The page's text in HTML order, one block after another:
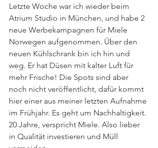
Letzte Woche war ich wieder beim
Atrium Studio in München, und habe 2
neue Werbekampagnen für Miele
Norwegen aufgenommen. Über den
neuen Kühlschrank bin ich hin und
weg. Er hat Düsen mit kalter Luft für
mehr Frische! Die Spots sind aber
noch nicht veröffentlicht, dafür kommt
hier einer aus meiner letzten Aufnahme
im Frühjahr. Es geht um Nachhaltigkeit.
20 Jahre, verspricht Miele. Also lieber
in Qualität investieren und Müll